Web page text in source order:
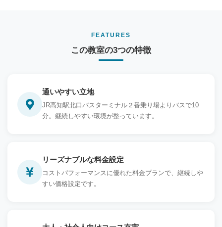
FEATURES
この教室の3つの特徴
通いやすい立地
JR高知駅北口バスターミナル２番乗り場よりバスで10
分。継続しやすい環境が整っています。
リーズナブルな料金設定
コストパフォーマンスに優れた料金プランで、継続しや
すい価格設定です。